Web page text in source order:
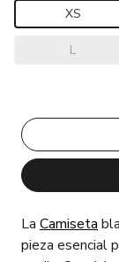
XS
L
La Camiseta
pieza esencial